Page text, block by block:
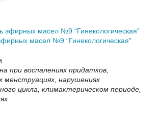
масел №9 “Гинекологическая"
при воспалениях придатков,
менструациях, нарушениях
цикла, климактерическом периоде,